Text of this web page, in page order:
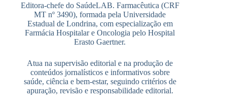
Editora-chefe do SaúdeLAB. Farmacêutica (CRF
MT nº 3490), formada pela Universidade
Estadual de Londrina, com especialização em
Farmácia Hospitalar e Oncologia pelo Hospital
Erasto Gaertner.
Atua na supervisão editorial e na produção de
conteúdos jornalísticos e informativos sobre
saúde, ciência e bem-estar, seguindo critérios de
apuração, revisão e responsabilidade editorial.